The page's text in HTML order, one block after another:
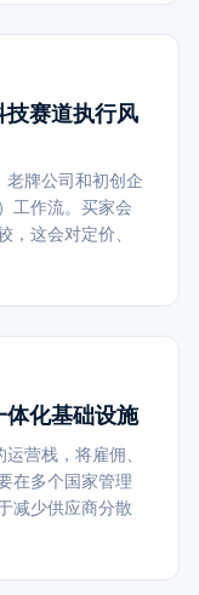
技赛道执行风
老牌公司和初创企
工作流。买家会
，这会对定价、
体化基础设施
营栈，将雇佣、
在多个国家管理
减少供应商分散